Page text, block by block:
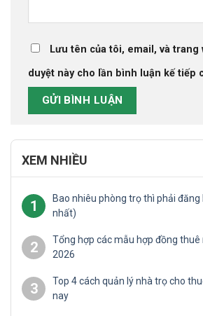
Lưu tên của tôi, email, và
duyệt này cho lần bình luận kế tiếp
XEM NHIỀU
1
Bao nhiêu phòng trọ thì phải
nhất)
2
Tổng hợp các mẫu hợp đồng thuê
2026
3
Top 4 cách quản lý nhà trọ cho
nay